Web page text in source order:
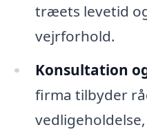
træets levetid
vejrforhold.
Konsultation
firma tilbyder